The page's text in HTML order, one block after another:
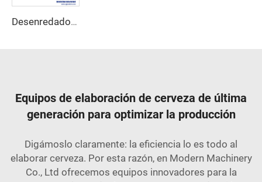
Desenredador de Botellas Automático
Equipos de elaboración de cerveza de última
generación para optimizar la producción
Digámoslo claramente: la eficiencia lo es todo al
elaborar cerveza. Por esta razón, en Modern Machinery
Co., Ltd ofrecemos equipos innovadores para la